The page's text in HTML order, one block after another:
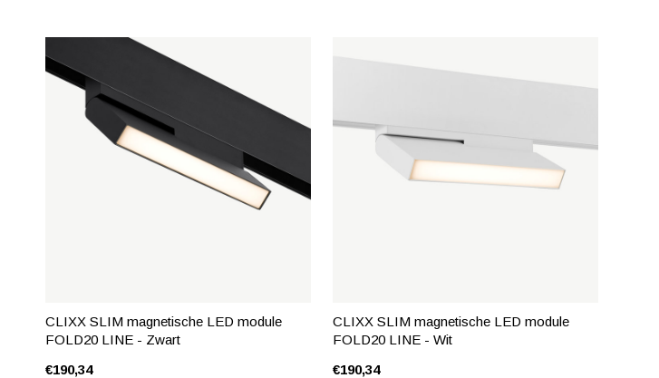
CLIXX SLIM magnetische LED module
FOLD20 LINE - Zwart
€190,34
CLIXX SLIM magnetische LED module
FOLD20 LINE - Wit
€190,34